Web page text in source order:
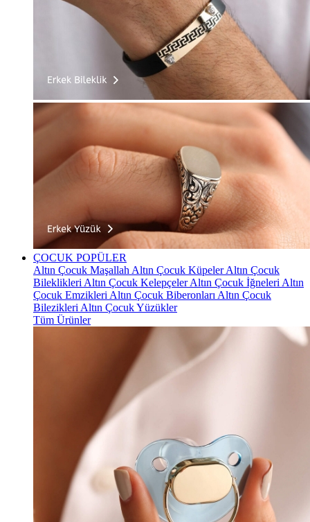
ÇOCUK POPÜLER
Altın Çocuk Maşallah Altın Çocuk KüpelerAltın Çocuk
Bileklikleri Altın Çocuk KelepçelerAltın Çocuk İğneleri Altın
Çocuk Emzikleri Altın Çocuk Biberonları Altın Çocuk
Bilezikleri Altın Çocuk Yüzükler
Tüm Ürünler